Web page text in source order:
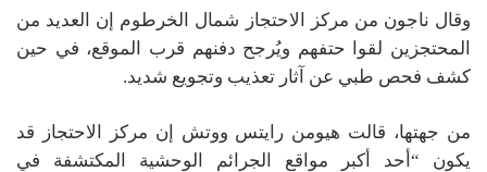
وقال ناجون من مركز الاحتجاز شمال الخرطوم إن العديد من
المحتجزين لقوا حتفهم ويُرجح دفنهم قرب الموقع، في حين
كشف فحص طبي عن آثار تعذيب وتجويع شديد.
من جهتها، قالت هيومن رايتس ووتش إن مركز الاحتجاز قد
يكون “أحد أكبر مواقع الجرائم الوحشية المكتشفة في